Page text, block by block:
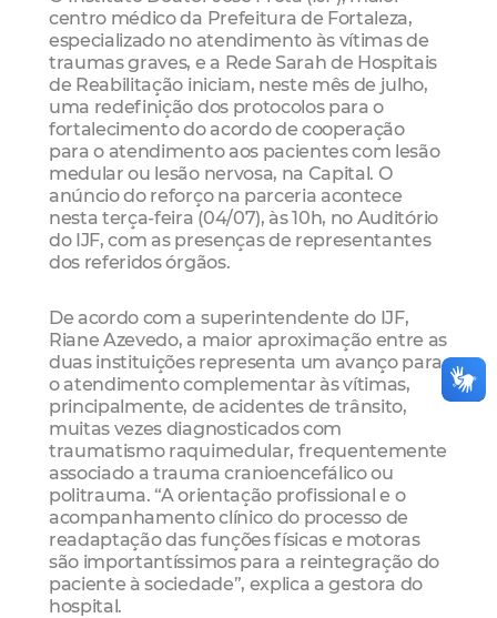
centro médico da Prefeitura de Fortaleza,
especializado no atendimento às vítimas de
traumas graves, e a Rede Sarah de Hospitais
de Reabilitação iniciam, neste mês de julho,
uma redefinição dos protocolos para o
fortalecimento do acordo de cooperação
para o atendimento aos pacientes com lesão
medular ou lesão nervosa, na Capital. O
anúncio do reforço na parceria acontece
nesta terça-feira (04/07), às 10h, no Auditório
do IJF, com as presenças de representantes
dos referidos órgãos.
De acordo com a superintendente do IJF,
Riane Azevedo, a maior aproximação entre as
duas instituições representa um avanço para
o atendimento complementar às vítimas,
principalmente, de acidentes de trânsito,
muitas vezes diagnosticados com
traumatismo raquimedular, frequentemente
associado a trauma cranioencefálico ou
politrauma. “A orientação profissional e o
acompanhamento clínico do processo de
readaptação das funções físicas e motoras
são importantíssimos para a reintegração do
paciente à sociedade”, explica a gestora do
hospital.